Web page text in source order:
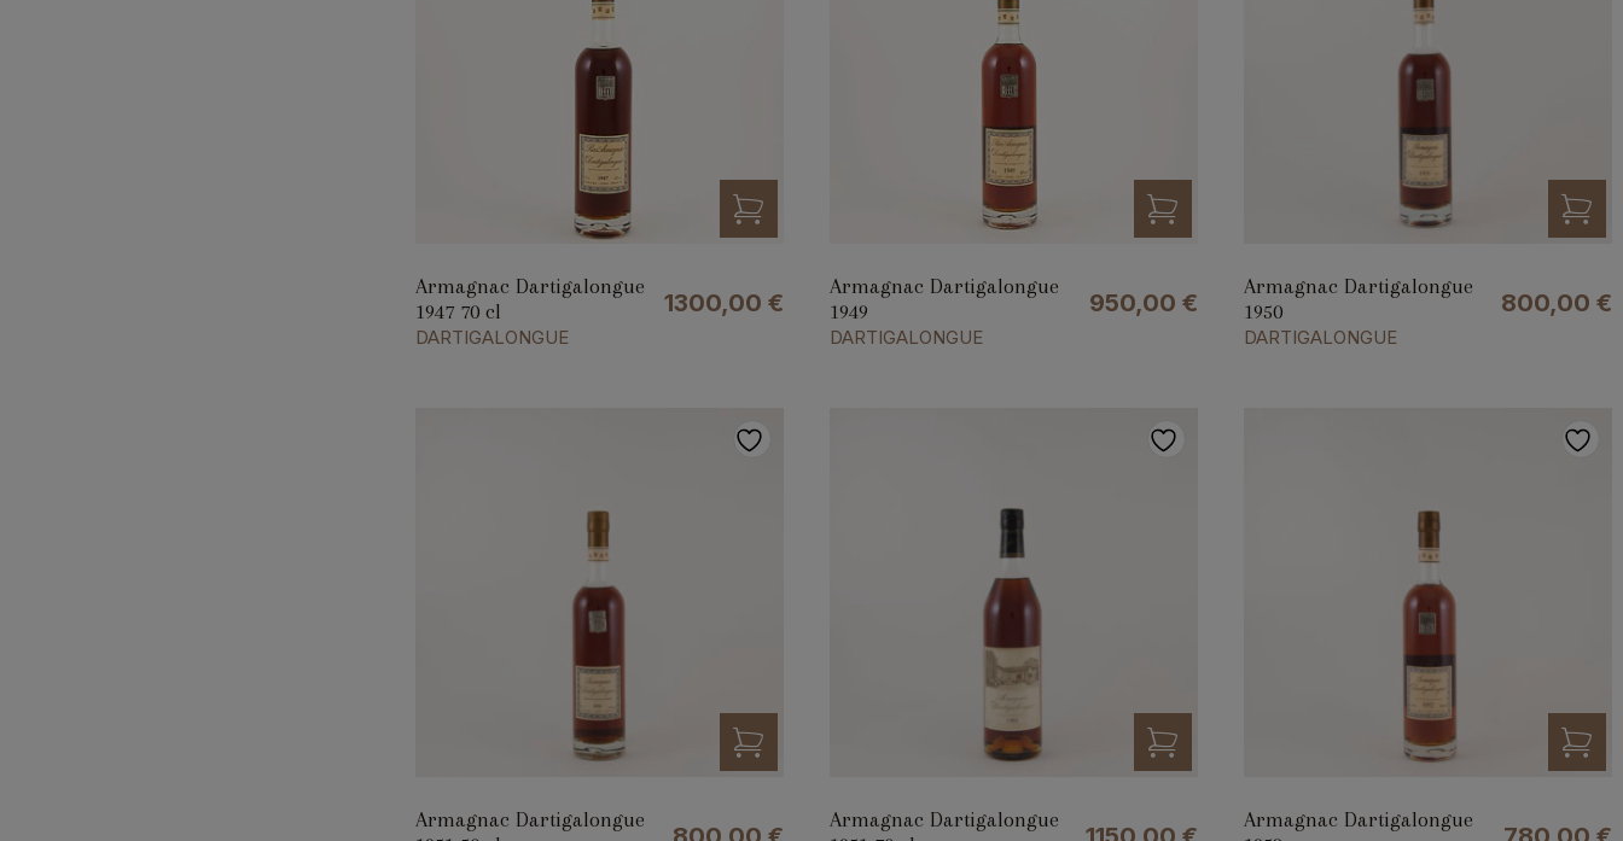
Armagnac Dartigalongue
1947 70 cl
DARTIGALONGUE
1300,00 €
Armagnac Dartigalongue
1949
DARTIGALONGUE
950,00 €
Armagnac Dartigalongue
1950
DARTIGALONGUE
800,00 €
Armagnac Dartigalongue
Armagnac Dartigalongue
Armagnac Dartigalongue